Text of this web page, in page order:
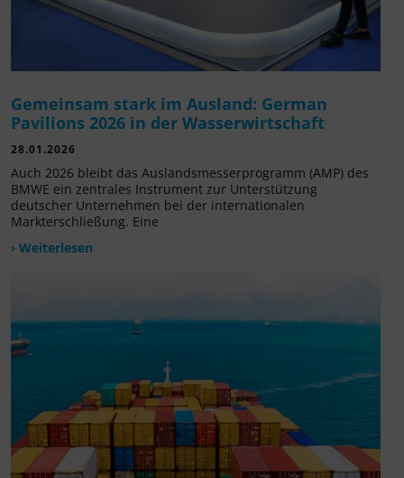
Gemeinsam stark im Ausland: German
Pavilions 2026 in der Wasserwirtschaft
28.01.2026
Auch 2026 bleibt das Auslandsmesserprogramm (AMP) des
BMWE ein zentrales Instrument zur Unterstützung
deutscher Unternehmen bei der internationalen
Markterschließung. Eine
› Weiterlesen